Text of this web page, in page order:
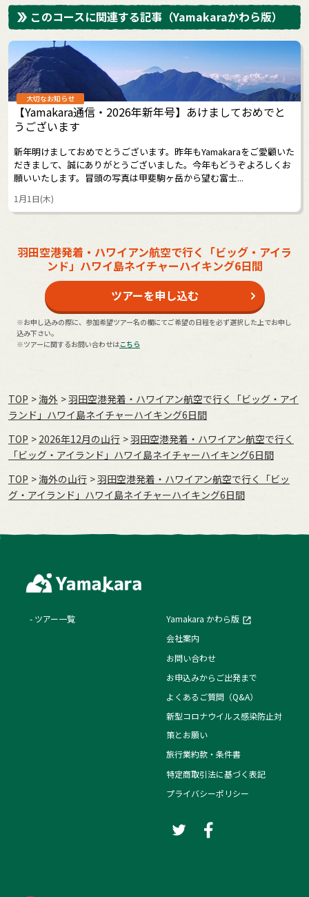
このコースに関連する記事 （Yamakaraかわら版）
大切なお知らせ
【Yamakara通信・2026年新年号】あけましておめでと
うございます
新年明けましておめでとうございます。昨年もYamakaraをご愛顧いた
だきまして、誠にありがとうございました。今年もどうぞよろしくお
願いいたします。冒頭の写真は甲斐駒ヶ岳から望む富士...
1月1日(木)
羽田空港発着・ハワイアン航空で行く「ビッグ・アイラ
ンド」ハワイ島ネイチャーハイキング6日間
ツアーを申し込む
※お申し込みの際に、参加希望ツアー名の欄にてご希望の日程を必ず選択した上でお申し
込み下さい。
※ツアーに関するお問い合わせはこちら
TOP 海外
羽田空港発着・ハワイアン航空で行く「ビッグ・アイ
ランド」ハワイ島ネイチャーハイキング6日間
TOP
2026年12月の⼭⾏
羽田空港発着・ハワイアン航空で行く
「ビッグ・アイランド」ハワイ島ネイチャーハイキング6日間
TOP
海外の山行
羽田空港発着・ハワイアン航空で行く「ビッ
グ・アイランド」ハワイ島ネイチャーハイキング6日間
ツアー一覧
Yamakara かわら版
会社案内
お問い合わせ
お申込みからご出発まで
よくあるご質問（Q&A）
新型コロナウイルス感染防止対
策とお願い
旅行業約款・条件書
特定商取引法に基づく表記
プライバシーポリシー